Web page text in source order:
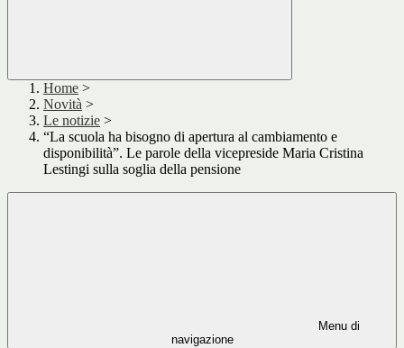
Home >
Novità >
Le notizie >
“La scuola ha bisogno di apertura al cambiamento e
disponibilità”. Le parole della vicepreside Maria Cristina
Lestingi sulla soglia della pensione
Menu di
navigazione